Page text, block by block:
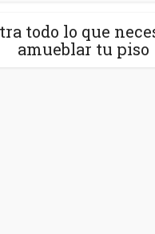
todo lo que
amueblar tu piso